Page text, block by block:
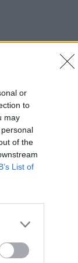
or
to
may
of the
List of